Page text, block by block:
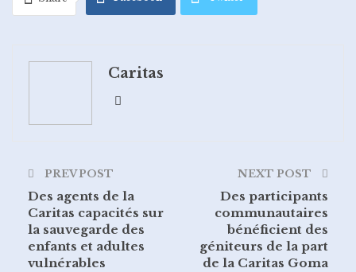
Pinterest
Caritas
PREV POST
Des agents de la
Caritas capacités sur
la sauvegarde des
enfants et adultes
vulnérables
NEXT POST
Des participants
communautaires
bénéficient des
géniteurs de la part
de la Caritas Goma